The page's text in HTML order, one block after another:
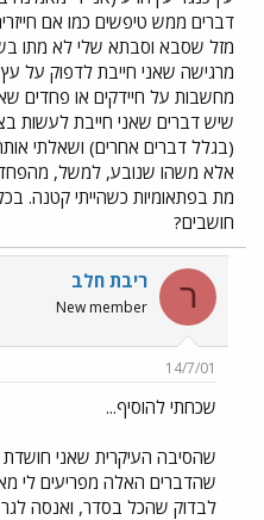
דברים ממש טיפשים כמו אם
מזל שסבא וסבתא שלי לא מתו
מרגישה שאני חייבת לדפוק על
מחשבות על חיידקים או פחדים
שיש דברים שאני חייבת לעשות
אלא משהו שנובע, למשל, מהפחד
מת בפתאומיות כשהייתי קטנה.
חושבים?
ר ריבת חלב
New member
14/7/01
שכחתי להוסיף...
שהדברים האלה מפריעים לי
לבדוק שהכל בסדר, ואנסה